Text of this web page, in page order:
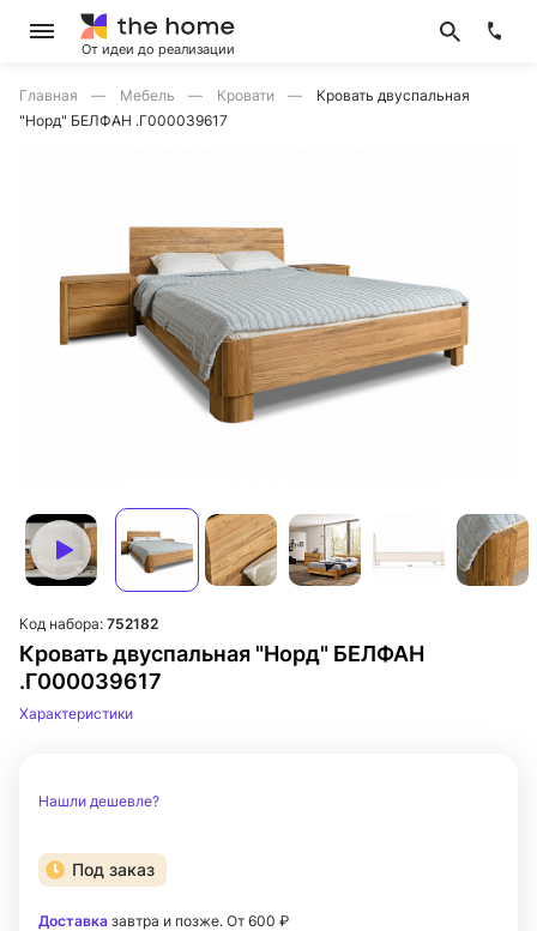
От идеи до реализации
Главная Мебель Кровати
Кровать двуспальная
"Норд" БЕЛФАН .Г000039617
Кровать двуспальная "Норд" БЕЛФАН
.Г000039617
Код набора: 752182
Характеристики
Нашли дешевле?
Под заказ
Доставка завтра и позже. От 600 ₽